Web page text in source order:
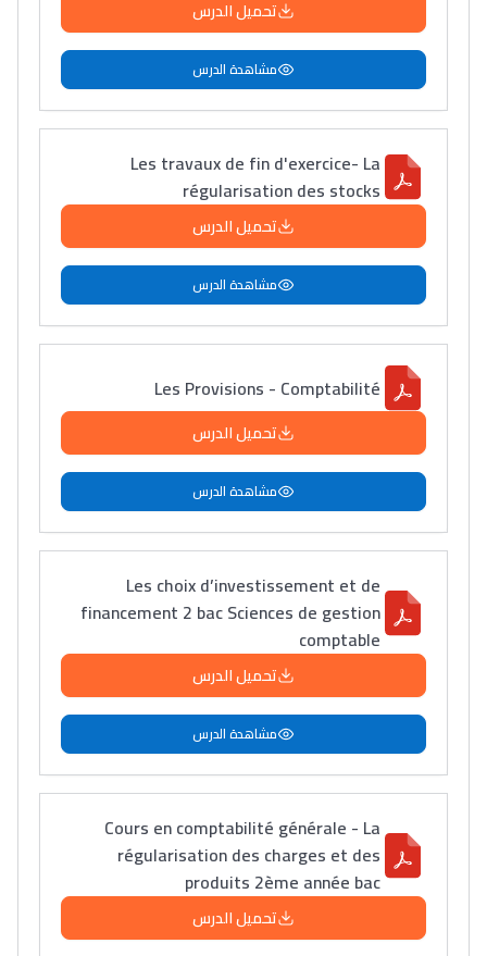
تحميل الدرس
مشاهدة الدرس
Les travaux de fin d'exercice- La
régularisation des stocks
تحميل الدرس
مشاهدة الدرس
Les Provisions - Comptabilité
تحميل الدرس
مشاهدة الدرس
Les choix d’investissement et de
financement 2 bac Sciences de gestion
comptable
تحميل الدرس
مشاهدة الدرس
Cours en comptabilité générale - La
régularisation des charges et des
produits 2ème année bac
تحميل الدرس